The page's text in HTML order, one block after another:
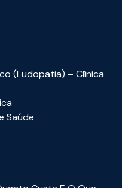
(Ludopatia) – Clínica
Saúde